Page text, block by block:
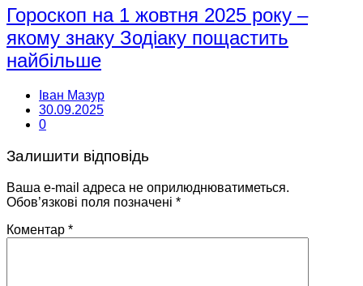
Гороскоп на 1 жовтня 2025 року –
якому знаку Зодіаку пощастить
найбільше
Іван Мазур
30.09.2025
0
Залишити відповідь
Ваша e-mail адреса не оприлюднюватиметься.
Обов’язкові поля позначені *
Коментар *